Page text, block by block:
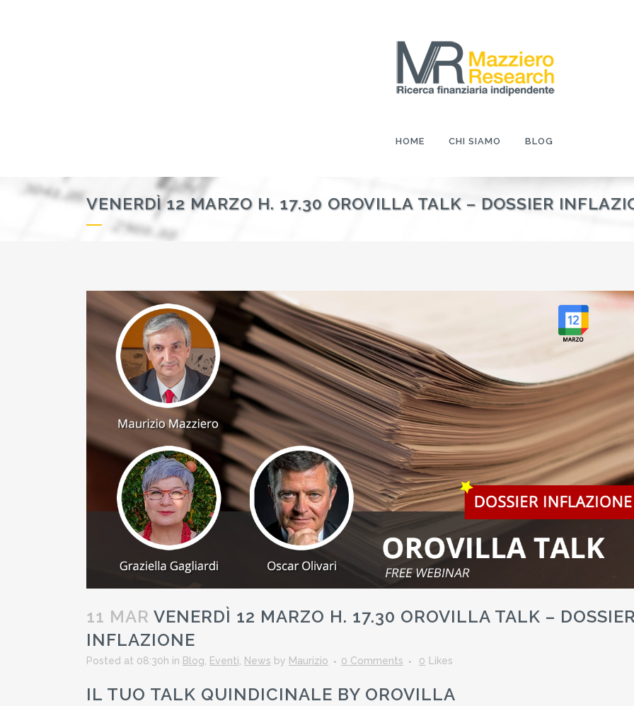
HOME CHI SIAMO BLOG
VENERDÌ 12 MARZO H. 17.30 OROVILLA TALK – DOSSIER
11 MAR VENERDÌ 12 MARZO H. 17.30 OROVILLA TALK –
INFLAZIONE
Posted at 08:30h in Blog, Eventi, News by Maurizio 0 Comments 0 Likes
IL TUO TALK QUINDICINALE BY OROVILLA